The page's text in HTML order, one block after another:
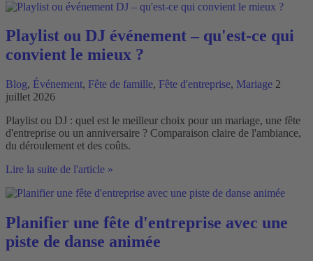
d'événements
un
DJ
?
Playlist ou DJ événement – qu'est-ce qui
convient le mieux ?
Blog, Événement, Fête de famille, Fête d'entreprise, Mariage 2
juillet 2026
Playlist ou DJ : quel est le meilleur choix pour un mariage, une fête
d'entreprise ou un anniversaire ? Comparaison claire de l'ambiance,
du déroulement et des coûts.
Playlist
DJ
–
qu'est-
ce
Lire la suite de l'article »
Planifier une fête d'entreprise avec une
piste de danse animée